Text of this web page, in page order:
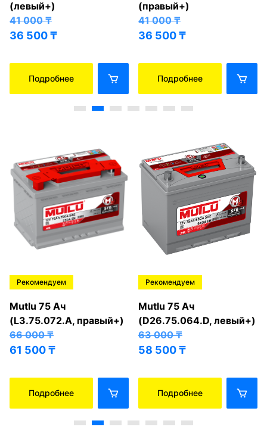
(левый+)
41 000₸
36 500₸
Подробнее
(правый+)
41 000₸
36 500₸
Подробнее
Рекомендуем
Mutlu 75 Ач
(L3.75.072.A, правый+)
66 000₸
61 500₸
Подробнее
Рекомендуем
Mutlu 75 Ач
(D26.75.064.D, левый+)
63 000₸
58 500₸
Подробнее